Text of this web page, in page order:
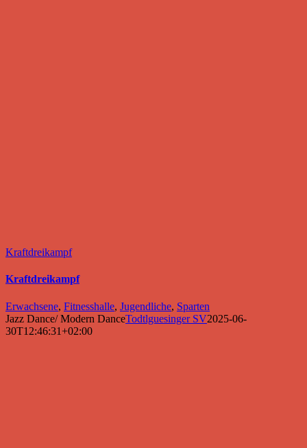
Kraftdreikampf
Kraftdreikampf
Erwachsene, Fitnesshalle, Jugendliche, Sparten
Jazz Dance/ Modern DanceTodtlguesinger SV2025-06-
30T12:46:31+02:00